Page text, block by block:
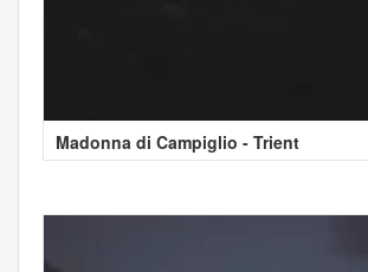
Madonna di Campiglio - Trient